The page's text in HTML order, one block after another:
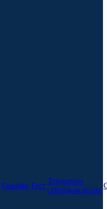
Тарифы Тест
Тендерное
сопровождение